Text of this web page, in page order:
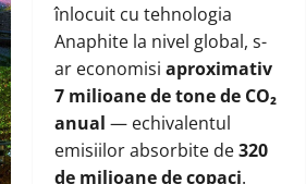
înlocuit cu tehnologia
Anaphite la nivel global, s-
ar economisi aproximativ
7 milioane de tone de CO₂
anual — echivalentul
emisiilor absorbite de320
de milioane de copaci.